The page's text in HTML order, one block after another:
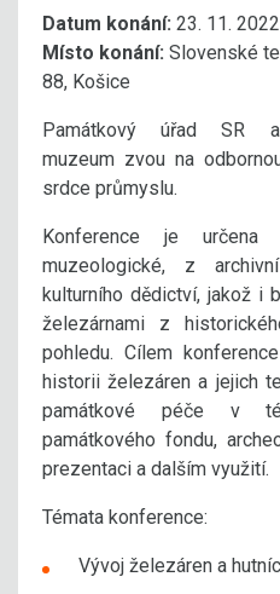
Datum konání: 23. 11.
Místo konání: Slovenské
88, Košice
Památkový úřad SR
muzeum zvou na
srdce průmyslu.
Konference je
muzeologické, z
kulturního dědictví, jakož i
železárnami z
pohledu. Cílem
historii železáren a jejich
památkové péče v
památkového fondu,
prezentaci a dalším využití.
Témata konference:
Vývoj železáren a